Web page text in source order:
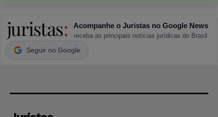
Acompanhe o Juristas no Google News
receba as principais notícias jurídicas do Brasil
Seguir no Google